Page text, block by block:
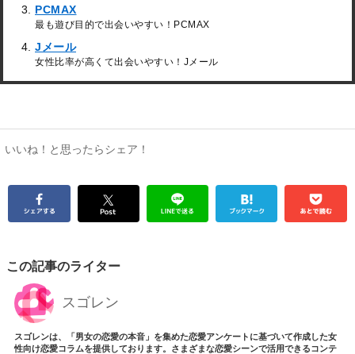
PCMAX
最も遊び目的で出会いやすい！PCMAX
Jメール
女性比率が高くて出会いやすい！Jメール
いいね！と思ったらシェア！
この記事のライター
スゴレン
スゴレンは、「男女の恋愛の本音」を集めた恋愛アンケートに基づいて作成した女
性向け恋愛コラムを提供しております。さまざまな恋愛シーンで活用できるコンテ